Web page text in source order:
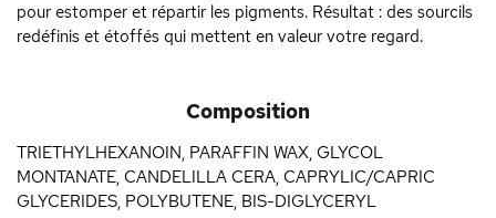
pour estomper et répartir les pigments. Résultat : des sourcils
redéfinis et étoffés qui mettent en valeur votre regard.
Composition
TRIETHYLHEXANOIN, PARAFFIN WAX, GLYCOL
MONTANATE, CANDELILLA CERA, CAPRYLIC/CAPRIC
GLYCERIDES, POLYBUTENE, BIS-DIGLYCERYL